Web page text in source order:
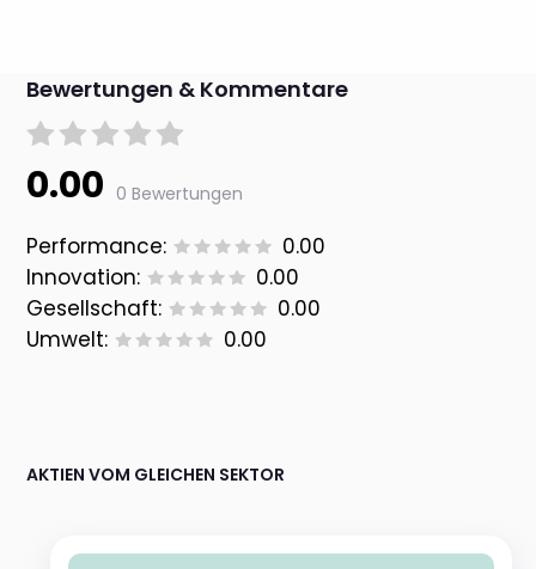
Bewertungen & Kommentare
0.00 0 Bewertungen
Performance:
0.00
Innovation:
0.00
Gesellschaft:
0.00
Umwelt:
0.00
AKTIEN VOM GLEICHEN SEKTOR